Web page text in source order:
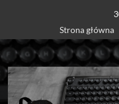
content
Strona główna